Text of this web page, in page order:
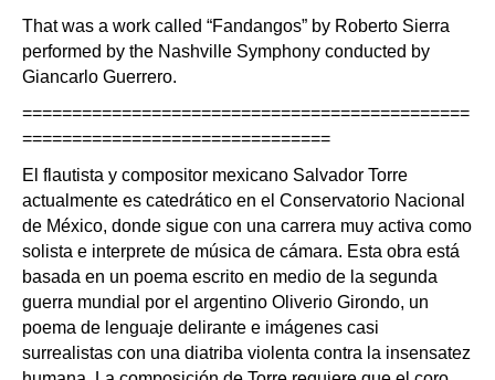
That was a work called “Fandangos” by Roberto Sierra
performed by the Nashville Symphony conducted by
Giancarlo Guerrero.
=============================================
===============================
El flautista y compositor mexicano Salvador Torre
actualmente es catedrático en el Conservatorio Nacional
de México, donde sigue con una carrera muy activa como
solista e interprete de música de cámara. Esta obra está
basada en un poema escrito en medio de la segunda
guerra mundial por el argentino Oliverio Girondo, un
poema de lenguaje delirante e imágenes casi
surrealistas con una diatriba violenta contra la insensatez